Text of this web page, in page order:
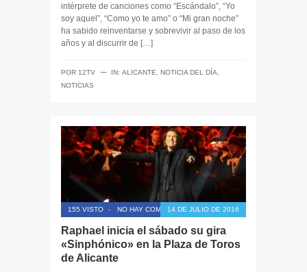
intérprete de canciones como “Escándalo”, “Yo
soy aquel”, “Como yo te amo” o “Mi gran noche”
ha sabido reinventarse y sobrevivir al paso de los
años y al discurrir de […]
POR 12TV ─ IN: ALICANTE, NOTICIA DEL DÍA,
NOTICIAS
155 VISTO - NO HAY COMENTARIOS14 DE JULIO DE 2016
Raphael inicia el sábado su gira
«Sinphónico» en la Plaza de Toros
de Alicante